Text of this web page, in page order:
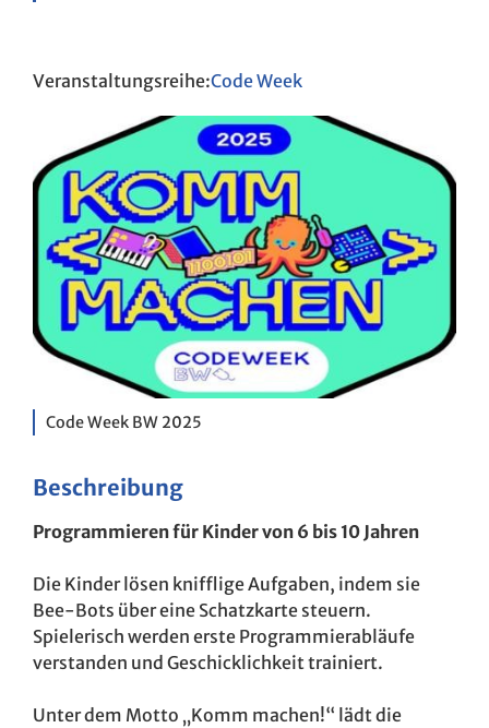
Code Week
Code Week BW 2025
Beschreibung
Programmieren für Kinder von 6 bis 10 Jahren
Die Kinder lösen knifflige Aufgaben, indem sie
Bee-Bots über eine Schatzkarte steuern.
Spielerisch werden erste Programmierabläufe
verstanden und Geschicklichkeit trainiert.
Unter dem Motto „Komm machen!“ lädt die